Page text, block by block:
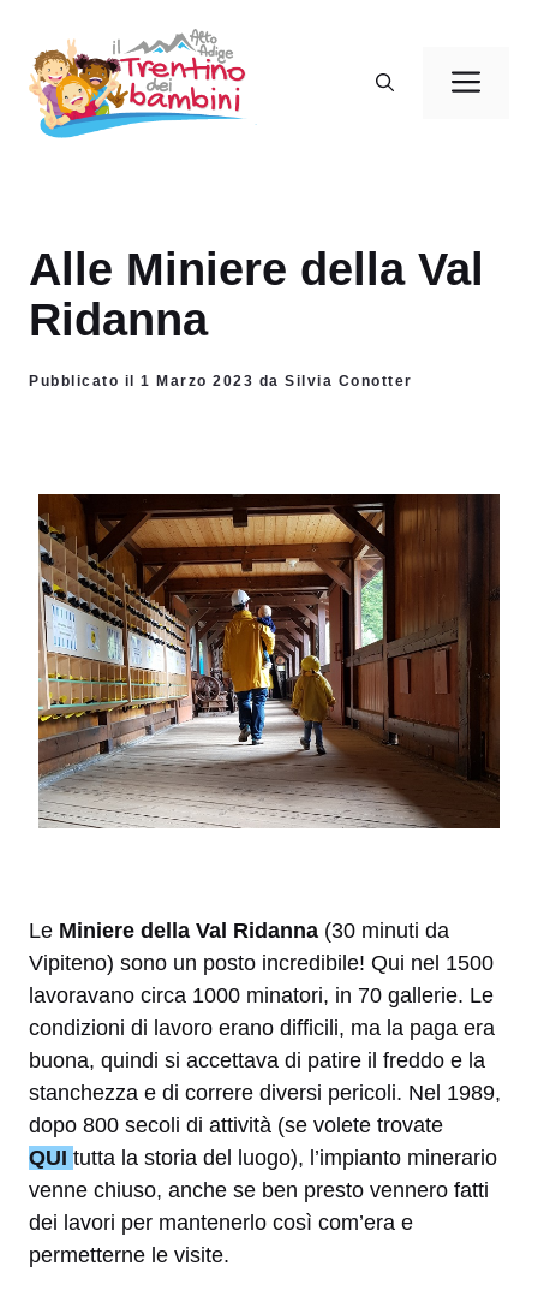
contenuto
Alle Miniere della Val
Ridanna
Pubblicato il 1 Marzo 2023 da Silvia Conotter
Le Miniere della Val Ridanna (30 minuti da
Vipiteno) sono un posto incredibile! Qui nel 1500
lavoravano circa 1000 minatori, in 70 gallerie. Le
condizioni di lavoro erano difficili, ma la paga era
buona, quindi si accettava di patire il freddo e la
stanchezza e di correre diversi pericoli. Nel 1989,
dopo 800 secoli di attività (se volete trovate
QUI tutta la storia del luogo), l’impianto minerario
venne chiuso, anche se ben presto vennero fatti
dei lavori per mantenerlo così com’era e
permetterne le visite.